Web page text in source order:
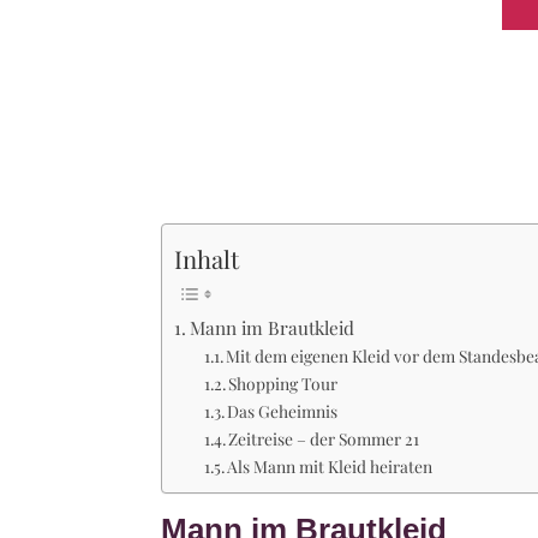
Inhalt
Mann im Brautkleid
Mit dem eigenen Kleid vor dem
Shopping Tour
Das Geheimnis
Zeitreise – der Sommer 21
Als Mann mit Kleid heiraten
Mann im Brautkleid